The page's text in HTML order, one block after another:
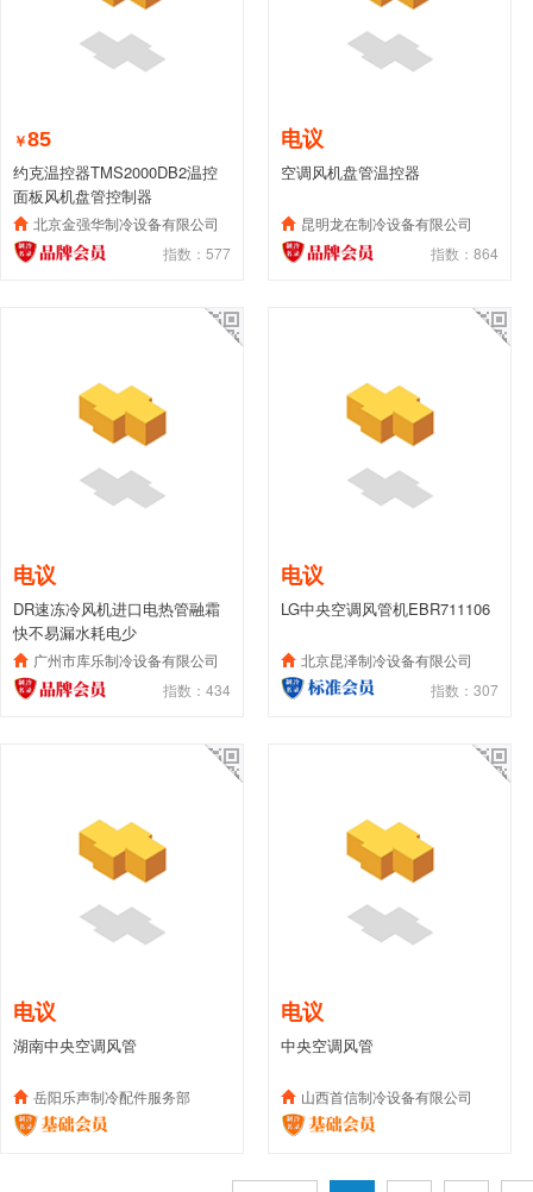
￥85
约克温控器TMS2000DB2温控
面板风机盘管控制器
北京金强华制冷设备有限公司
指数：577
电议
空调风机盘管温控器
昆明龙在制冷设备有限公司
指数：864
电议
DR速冻冷风机进口电热管融霜
快不易漏水耗电少
广州市库乐制冷设备有限公司
指数：434
电议
LG中央空调风管机EBR711106
北京昆泽制冷设备有限公司
指数：307
电议
湖南中央空调风管
岳阳乐声制冷配件服务部
电议
中央空调风管
山西首信制冷设备有限公司